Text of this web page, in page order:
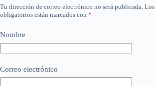
Tu dirección de correo electrónico no será publicada. Los
obligatorios están marcados con *
Nombre
Correo electrónico